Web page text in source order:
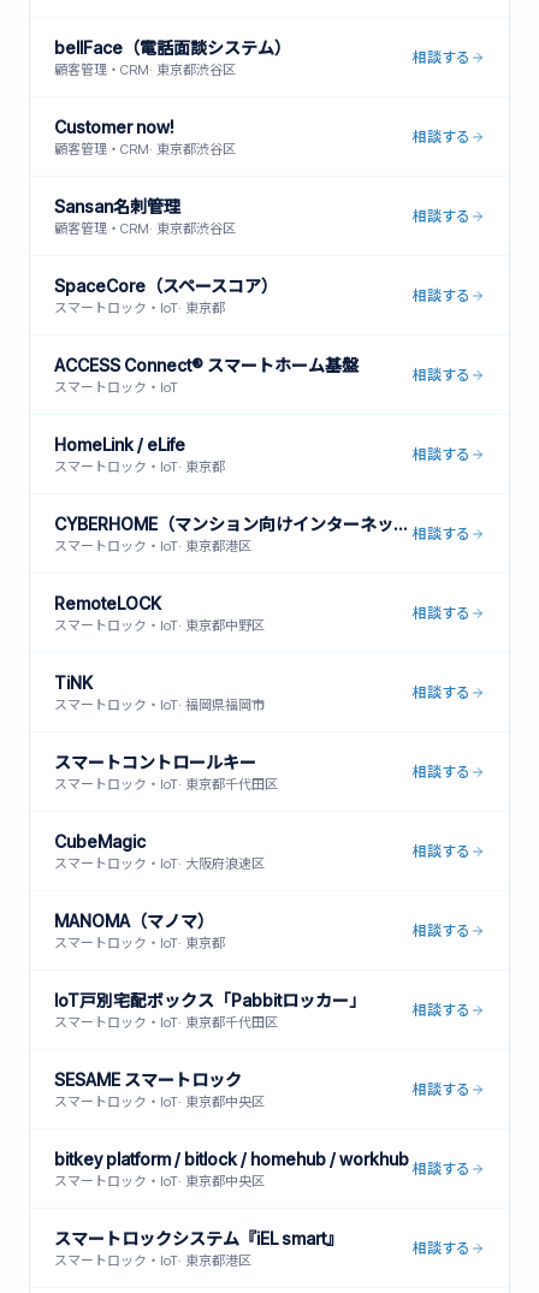
bellFace（電話面談システム）
顧客管理・CRM· 東京都渋谷区
相談する
Customer now!
顧客管理・CRM· 東京都渋谷区
相談する
Sansan名刺管理
顧客管理・CRM· 東京都渋谷区
相談する
SpaceCore（スペースコア）
スマートロック・IoT· 東京都
相談する
ACCESS Connect® スマートホーム基盤
スマートロック・IoT
相談する
HomeLink / eLife
スマートロック・IoT· 東京都
相談する
CYBERHOME（マンション向けインターネット一括型）
スマートロック・IoT· 東京都港区
相談する
RemoteLOCK
スマートロック・IoT· 東京都中野区
相談する
TiNK
スマートロック・IoT· 福岡県福岡市
相談する
スマートコントロールキー
スマートロック・IoT· 東京都千代田区
相談する
CubeMagic
スマートロック・IoT· 大阪府浪速区
相談する
MANOMA（マノマ）
スマートロック・IoT· 東京都
相談する
IoT戸別宅配ボックス「Pabbitロッカー」
スマートロック・IoT· 東京都千代田区
相談する
SESAME スマートロック
スマートロック・IoT· 東京都中央区
相談する
bitkey platform / bitlock / homehub / workhub
スマートロック・IoT· 東京都中央区
相談する
スマートロックシステム『iEL smart』
スマートロック・IoT· 東京都港区
相談する